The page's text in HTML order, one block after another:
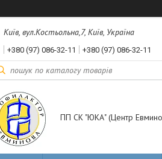
Київ, вул.Костьольна,7, Київ, Україна
+380 (97) 086-32-11 +380 (97) 086-32-11
ПП СК "ЮКА" (Центр